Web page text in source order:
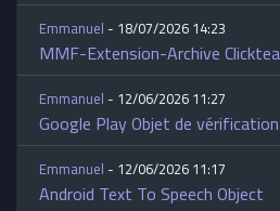
Emmanuel- 18/07/2026 14:23
MMF-Extension-Archive
Emmanuel- 12/06/2026 11:27
Google Play Objet de
Emmanuel- 12/06/2026 11:17
Android Text To Speech Object